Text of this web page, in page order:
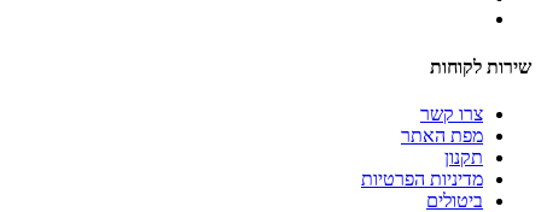
שירות לקוחות
צרו קשר
מפת האתר
תקנון
מדיניות הפרטיות
ביטולים